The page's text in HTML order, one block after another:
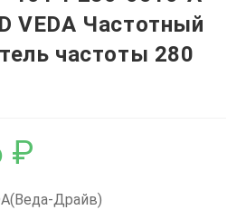
VEDA Частотный
частоты 280
₽
Драйв)